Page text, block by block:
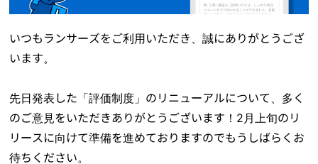
いつもランサーズをご利用いただき、誠にありがとうござ
います。
先日発表した「評価制度」のリニューアルについて、多く
のご意見をいただきありがとうございます！2月上旬のリ
リースに向けて準備を進めておりますのでもうしばらくお
待ちください。